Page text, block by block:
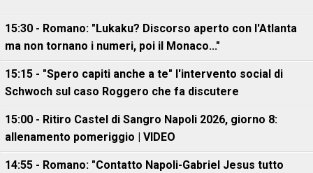
15:30 - Romano: "Lukaku? Discorso aperto con l'Atlanta
ma non tornano i numeri, poi il Monaco..."
15:15 - "Spero capiti anche a te" l'intervento social di
Schwoch sul caso Roggero che fa discutere
15:00 - Ritiro Castel di Sangro Napoli 2026, giorno 8:
allenamento pomeriggio | VIDEO
14:55 - Romano: "Contatto Napoli-Gabriel Jesus tutto